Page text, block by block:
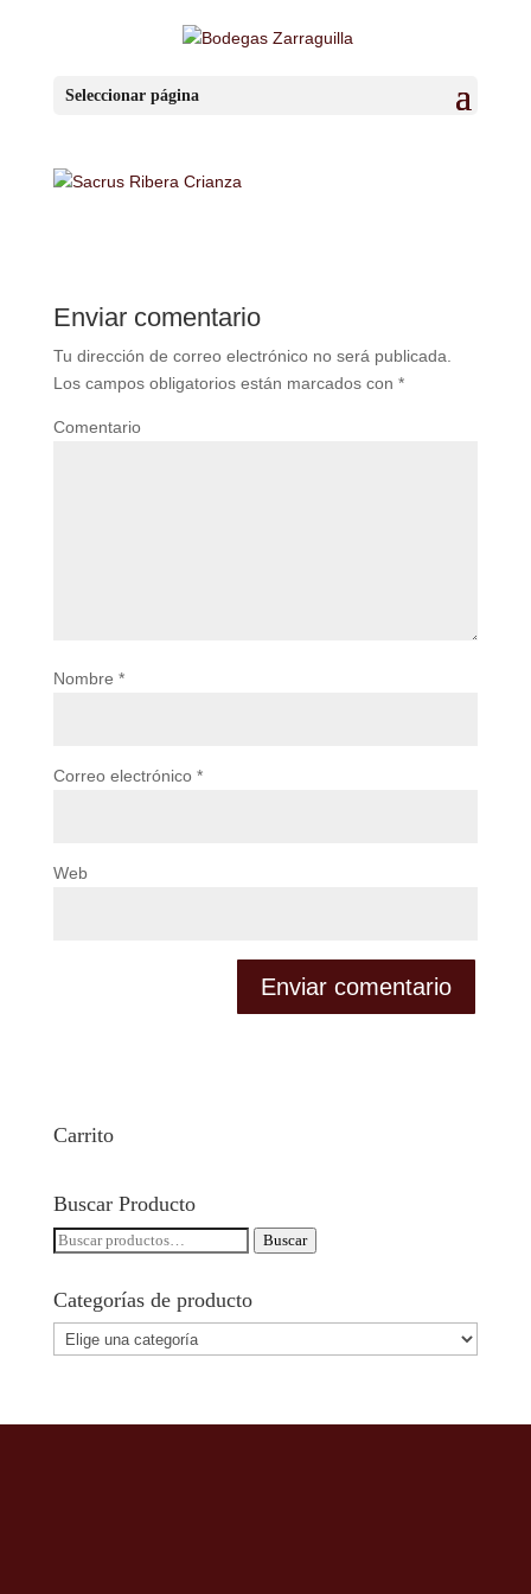
Seleccionar página
porBzaSa|Ene 15, 2019
Enviar comentario
Tu dirección de correo electrónico no será publicada.
Los campos obligatorios están marcados con *
Comentario
Nombre *
Correo electrónico *
Web
Carrito
Buscar Producto
Buscar
Buscar
Categorías de producto